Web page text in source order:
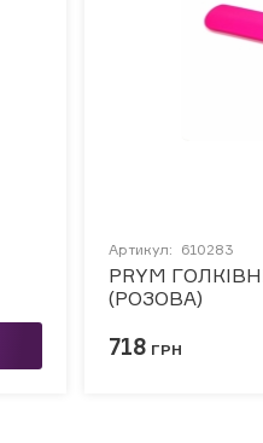
Артикул: 610283
PRYM
(РОЗОВА)
718 ГРН